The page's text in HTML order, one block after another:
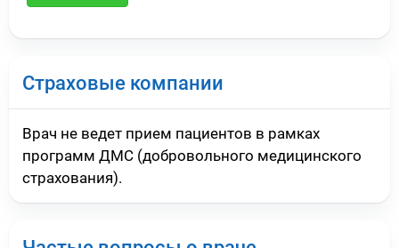
Страховые компании
Врач не ведет прием пациентов в рамках
программ ДМС (добровольного медицинского
страхования).